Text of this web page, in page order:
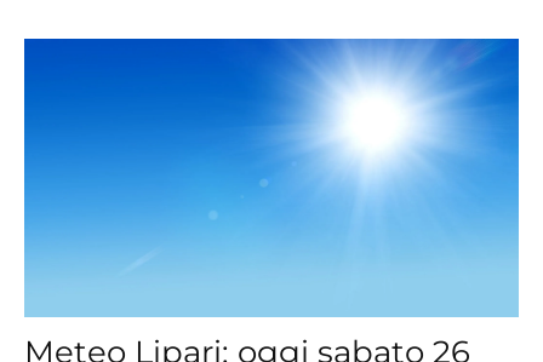
Meteo Lipari: oggi sabato 26